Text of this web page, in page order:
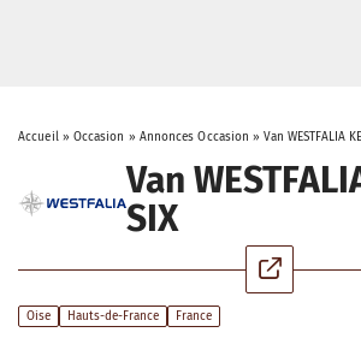
Accueil» Occasion » Annonces Occasion »Van WESTFALIA
Van
SIX
Oise Hauts-de-France France